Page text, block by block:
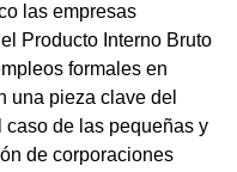
las empresas
Producto Interno Bruto
formales en
una pieza clave del
de las pequeñas y
de corporaciones